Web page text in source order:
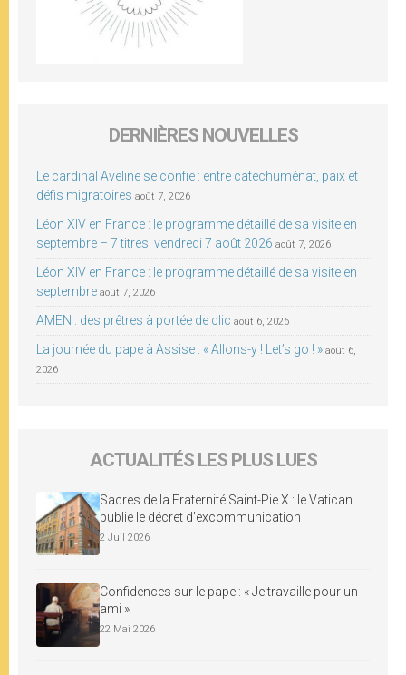
DERNIÈRES NOUVELLES
Le cardinal Aveline se confie : entre catéchuménat, paix et
défis migratoires août 7, 2026
Léon XIV en France : le programme détaillé de sa visite en
septembre – 7 titres, vendredi 7 août 2026 août 7, 2026
Léon XIV en France : le programme détaillé de sa visite en
septembre août 7, 2026
AMEN : des prêtres à portée de clic août 6, 2026
La journée du pape à Assise : « Allons-y ! Let’s go ! » août 6,
2026
ACTUALITÉS LES PLUS LUES
Sacres de la Fraternité Saint-Pie X : le Vatican
publie le décret d’excommunication
2 Juil 2026
Confidences sur le pape : « Je travaille pour un
ami »
22 Mai 2026